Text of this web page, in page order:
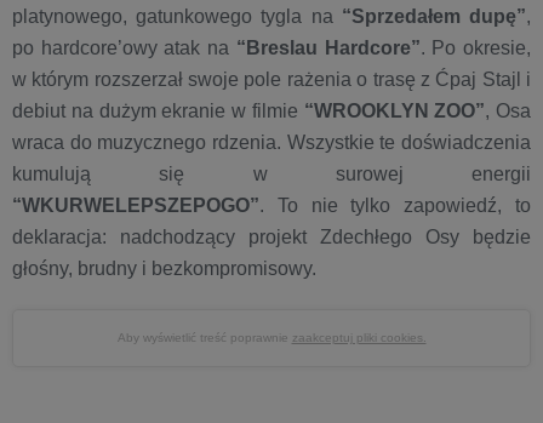
platynowego, gatunkowego tygla na “Sprzedałem dupę”,
po hardcore’owy atak na “Breslau Hardcore”. Po okresie,
w którym rozszerzał swoje pole rażenia o trasę z Ćpaj Stajl i
debiut na dużym ekranie w filmie “WROOKLYN ZOO”, Osa
wraca do muzycznego rdzenia. Wszystkie te doświadczenia
kumulują się w surowej energii
“WKURWELEPSZEPOGO”. To nie tylko zapowiedź, to
deklaracja: nadchodzący projekt Zdechłego Osy będzie
głośny, brudny i bezkompromisowy.
Aby wyświetlić treść poprawnie zaakceptuj pliki cookies.